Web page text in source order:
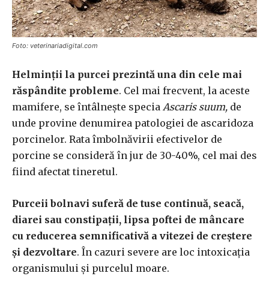
Foto: veterinariadigital.com
Helminții la purcei prezintă una din cele mai
răspândite probleme. Cel mai frecvent, la aceste
mamifere, se întâlnește specia Ascaris suum, de
unde provine denumirea patologiei de ascaridoza
porcinelor. Rata îmbolnăvirii efectivelor de
porcine se consideră în jur de 30-40%, cel mai des
fiind afectat tineretul.
Purceii bolnavi suferă de tuse continuă, seacă,
diarei sau constipații, lipsa poftei de mâncare
cu reducerea semnificativă a vitezei de creștere
și dezvoltare. În cazuri severe are loc intoxicația
organismului și purcelul moare.